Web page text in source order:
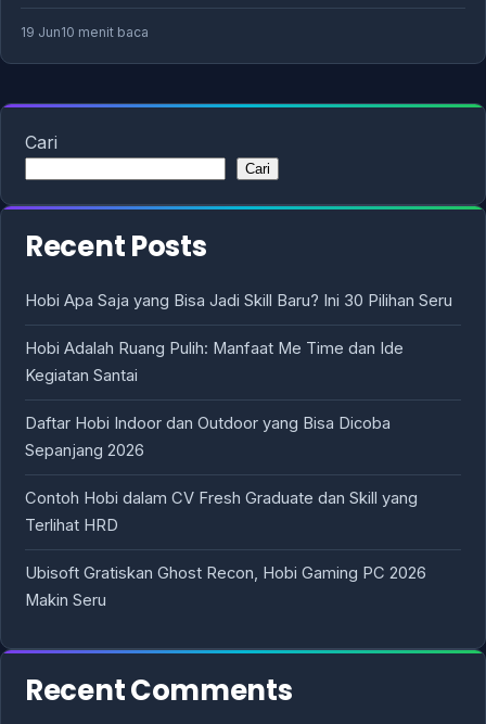
19 Jun10 menit baca
Cari
Cari
Recent Posts
Hobi Apa Saja yang Bisa Jadi Skill Baru? Ini 30 Pilihan Seru
Hobi Adalah Ruang Pulih: Manfaat Me Time dan Ide
Kegiatan Santai
Daftar Hobi Indoor dan Outdoor yang Bisa Dicoba
Sepanjang 2026
Contoh Hobi dalam CV Fresh Graduate dan Skill yang
Terlihat HRD
Ubisoft Gratiskan Ghost Recon, Hobi Gaming PC 2026
Makin Seru
Recent Comments